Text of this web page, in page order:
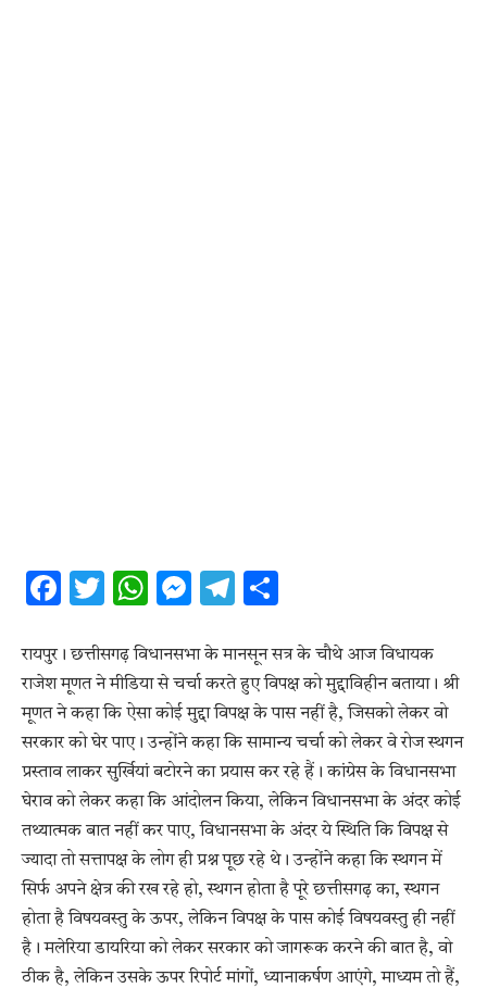
Facebook
Twitter
WhatsApp
Messenger
Telegram
रायपुर। छत्तीसगढ़ विधानसभा के मानसून सत्र के चौथे आज विधायक
राजेश मूणत ने मीडिया से चर्चा करते हुए विपक्ष को मुद्दाविहीन बताया। श्री
मूणत ने कहा कि ऐसा कोई मुद्दा विपक्ष के पास नहीं है, जिसको लेकर वो
सरकार को घेर पाए। उन्होंने कहा कि सामान्य चर्चा को लेकर वे रोज स्थगन
प्रस्ताव लाकर सुर्खियां बटोरने का प्रयास कर रहे हैं। कांग्रेस के विधानसभा
घेराव को लेकर कहा कि आंदोलन किया, लेकिन विधानसभा के अंदर कोई
तथ्यात्मक बात नहीं कर पाए, विधानसभा के अंदर ये स्थिति कि विपक्ष से
ज्यादा तो सत्तापक्ष के लोग ही प्रश्न पूछ रहे थे। उन्होंने कहा कि स्थगन में
सिर्फ अपने क्षेत्र की रख रहे हो, स्थगन होता है पूरे छत्तीसगढ़ का, स्थगन
होता है विषयवस्तु के ऊपर, लेकिन विपक्ष के पास कोई विषयवस्तु ही नहीं
है। मलेरिया डायरिया को लेकर सरकार को जागरूक करने की बात है, वो
ठीक है, लेकिन उसके ऊपर रिपोर्ट मांगों, ध्यानाकर्षण आएंगे, माध्यम तो हैं,